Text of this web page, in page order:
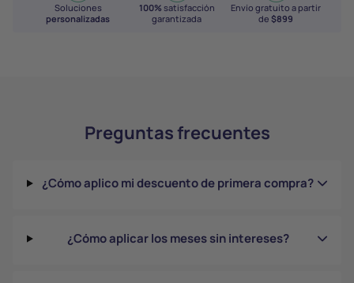
Soluciones
personalizadas
100% satisfacción
garantizada
Envío gratuito a partir
de$899
Preguntas frecuentes
¿Cómo aplico mi descuento de primera compra?
¿Cómo aplicar los meses sin intereses?